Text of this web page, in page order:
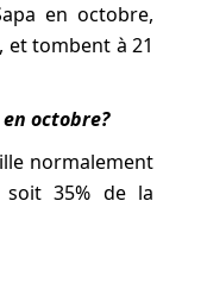
en octobre,
et tombent à 21
octobre?
normalement
35% de la